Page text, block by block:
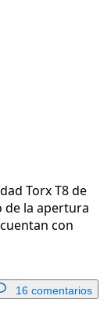
Torx T8 de
de la apertura
con
16 comentarios